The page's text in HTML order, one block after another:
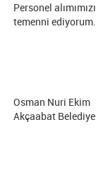
Personel
temenni ediyorum.
Osman
Akçaabat Belediye